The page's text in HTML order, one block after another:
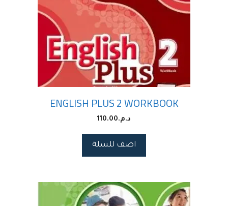
ENGLISH PLUS 2 WORKBOOK
د.م.110.00
اضف للسلة